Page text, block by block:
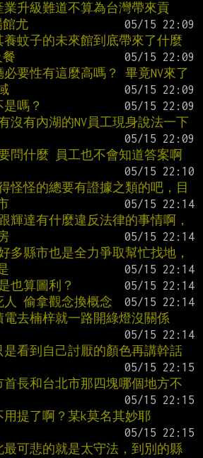
升級難道不算為台灣帶來貢
尤
蚊子的未來館到底帶來了什麼
要性有這麼高嗎？ 畢竟NV來了
嗎？
沒有內湖的NV員工現身說法一下
問什麼 員工也不會知道答案啊
怪怪的總要有證據之類的吧，目
輝達有什麼違反法律的事情啊，
多縣市也是全力爭取幫忙找地，
也算圖利？
偷拿觀念換概念
去楠梓就一路開綠燈沒關係
看到自己討厭的顏色再講幹話
長和台北市那四塊哪個地方不
提了啊？某k莫名其妙耶
可悲的就是太守法，到別的縣